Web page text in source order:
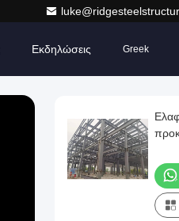
Εκδηλώσεις Greek